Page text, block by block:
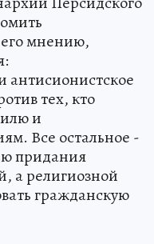
мнению,
антисионистское
тех, кто
и
Все остальное -
придания
а религиозной
гражданскую